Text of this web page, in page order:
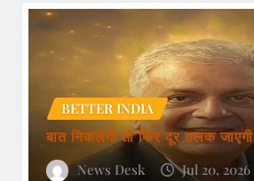
BETTER INDIA
बात निकलेगी तो फिर दूर तलक जाएगी
News Desk
Jul 20, 2026